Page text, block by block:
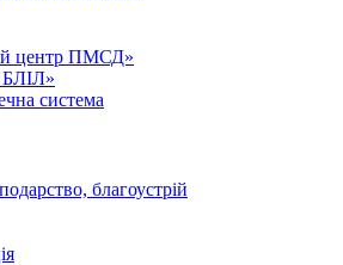
центр ПМСД»
система
благоустрій